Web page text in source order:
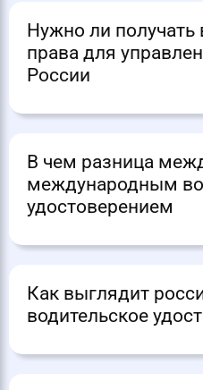
Нужно ли получать
права для
России
В чем разница
международным
удостоверением
Как выглядит
водительское